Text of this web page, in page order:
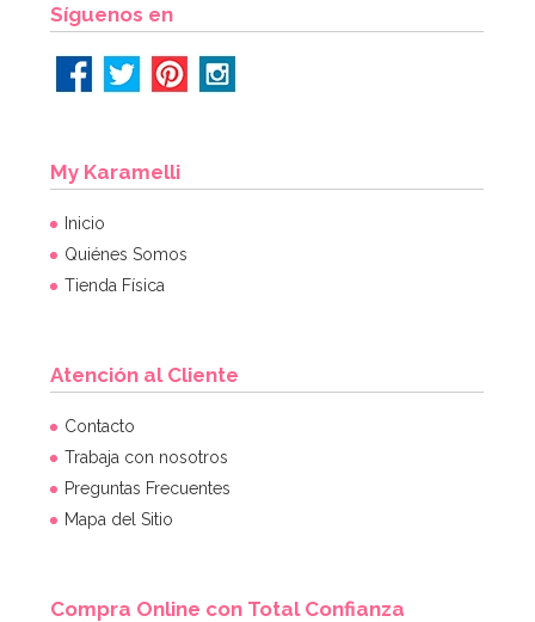
Juego de 8 platos rosas 18 cm
AÑADIR
Síguenos en
My Karamelli
Inicio
Quiénes Somos
Tienda Física
Atención al Cliente
Contacto
Trabaja con nosotros
Preguntas Frecuentes
Mapa del Sitio
Compra Online con Total Confianza